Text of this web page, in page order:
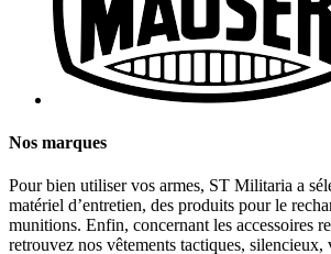
Nos marques
Pour bien utiliser vos armes, ST Militaria a
matériel d’entretien, des produits pour le
munitions. Enfin, concernant les accessoires
retrouvez nos vêtements tactiques, silencieux,